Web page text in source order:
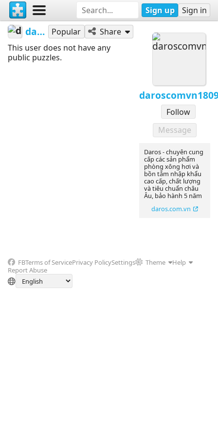
Sign up Sign in
Follow
Message
Daros - chuyên cung
cấp các sản phẩm
phòng xông hơi và
bồn tắm nhập khẩu
cao cấp, chất lượng
và tiêu chuẩn châu
Âu, bảo hành 5 năm
daros.com.vn
daroscomvn1809 Popular
Share
This user does not have any
public puzzles.
FBTerms of ServicePrivacy PolicySettings Theme
Help
Report Abuse